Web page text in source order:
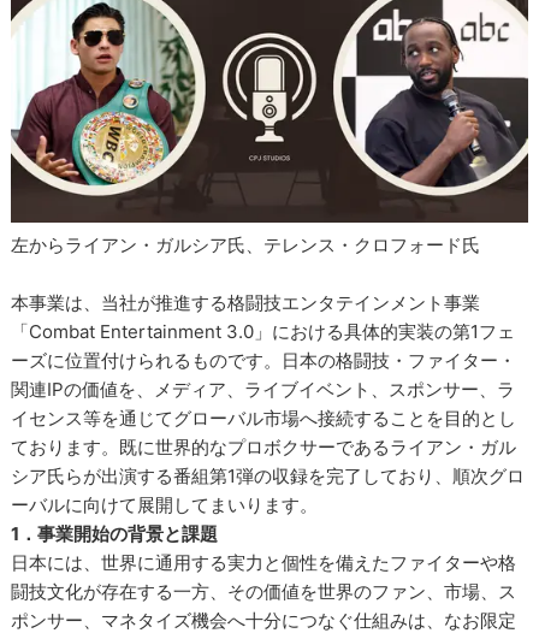
左からライアン・ガルシア氏、テレンス・クロフォード氏
本事業は、当社が推進する格闘技エンタテインメント事業
「Combat Entertainment 3.0」における具体的実装の第1フェ
ーズに位置付けられるものです。日本の格闘技・ファイター・
関連IPの価値を、メディア、ライブイベント、スポンサー、ラ
イセンス等を通じてグローバル市場へ接続することを目的とし
ております。既に世界的なプロボクサーであるライアン・ガル
シア氏らが出演する番組第1弾の収録を完了しており、順次グロ
ーバルに向けて展開してまいります。
1．事業開始の背景と課題
日本には、世界に通用する実力と個性を備えたファイターや格
闘技文化が存在する一方、その価値を世界のファン、市場、ス
ポンサー、マネタイズ機会へ十分につなぐ仕組みは、なお限定